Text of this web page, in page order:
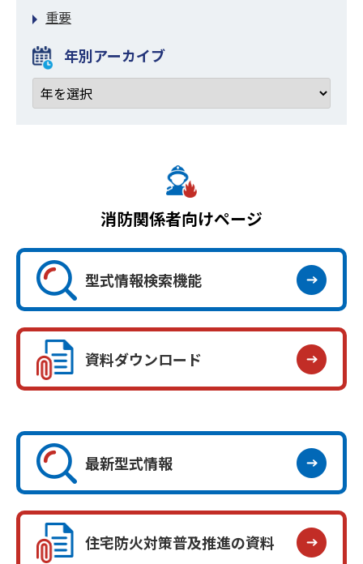
重要
年別アーカイブ
消防関係者向けページ
型式情報検索機能
資料ダウンロード
最新型式情報
住宅防火対策普及推進の資料